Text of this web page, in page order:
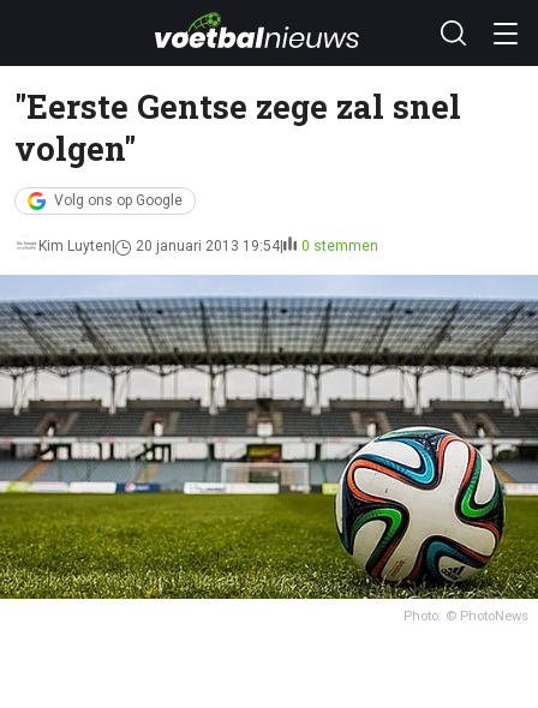
"Eerste Gentse zege zal snel
volgen"
Volg ons op Google
Kim Luyten 20 januari 2013 19:54 0 stemmen
Photo: © PhotoNews